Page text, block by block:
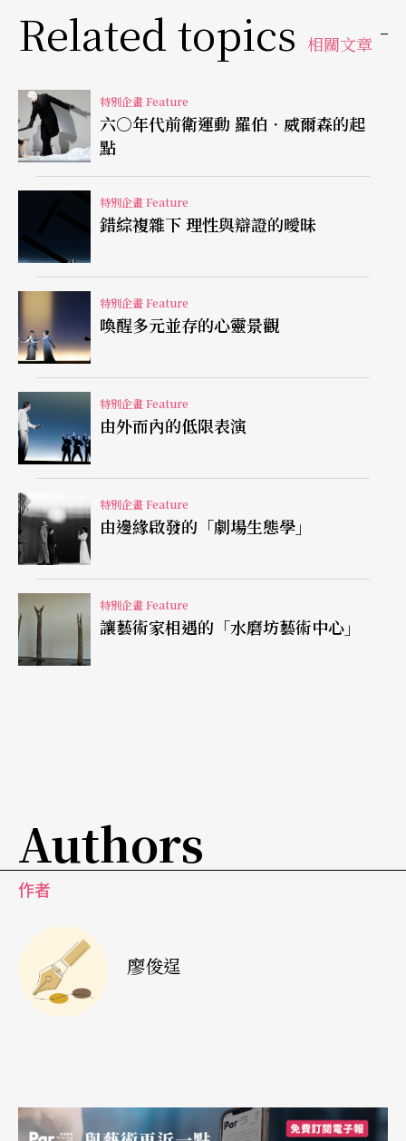
他覺得他特別需要懂京劇的語言，因為歐蘭朵這角
也是我在過程中慢慢累積起來的。
：從小說、劇本到戲曲，你認為在跨文化的轉譯
上，可能遭遇的困難為何？
A：目前翻譯本給我的感覺還不到位，吳爾芙的小說
有點荒謬，也很受爭議，但在文學上的地位是很崇
高的，我希望劇本還有點文學的價值在裡面，而不
只是一個劇本。我希望我們的交流不只是一個表
演，應該更琢磨於文本，它在說的事情是潛意識裡
的，或是它說話的方式都不是我們平常講話的樣
子，是有寓意的，如果沒有經過再加工轉化，我覺
得是不合格的。鮑伯也是相當尊重文本的，如果變
動的話，必須要跟他討論過，他這部分還是蠻堅持
的，他不懂中文，所以他必須要知道這一段在英文
版裡是哪一段，演出跟文本的意義有時根本不一
樣，例如我在獨白的時候，他會著重在我的聲音，
大幅度的改變。京劇比較板式，快或慢的速度都是
固定的，這是我要突破的，需要很多的幫忙才行，
我認為他會去處理這塊，但他會有很多破格，所以
我還在想要用什麼方式突顯京劇，也突顯聲音的部
分。我在《樓蘭女》的聲音已經發展到另一個層次
隔我的唱腔，而不是速度快慢來區隔，說不定每一
Related topics 相關文章
特別企畫 Feature
六○年代前衛運動 羅伯．威爾森的起
點
特別企畫 Feature
錯綜複雜下 理性與辯證的曖昧
特別企畫 Feature
喚醒多元並存的心靈景觀
特別企畫 Feature
由外而內的低限表演
特別企畫 Feature
由邊緣啟發的「劇場生態學」
特別企畫 Feature
讓藝術家相遇的「水磨坊藝術中心」
Authors
作者
廖俊逞